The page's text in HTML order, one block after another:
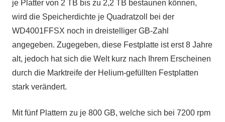
je Platter von 2 TB bis zu 2,2 TB bestaunen können,
wird die Speicherdichte je Quadratzoll bei der
WD4001FFSX noch in dreistelliger GB-Zahl
angegeben. Zugegeben, diese Festplatte ist erst 8 Jahre
alt, jedoch hat sich die Welt kurz nach Ihrem Erscheinen
durch die Marktreife der Helium-gefüllten Festplatten
stark verändert.
Mit fünf Plattern zu je 800 GB, welche sich bei 7200 rpm